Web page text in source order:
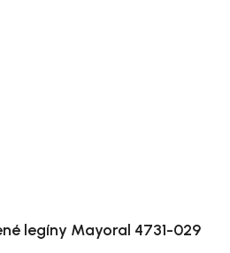
legíny Mayoral 4731-029